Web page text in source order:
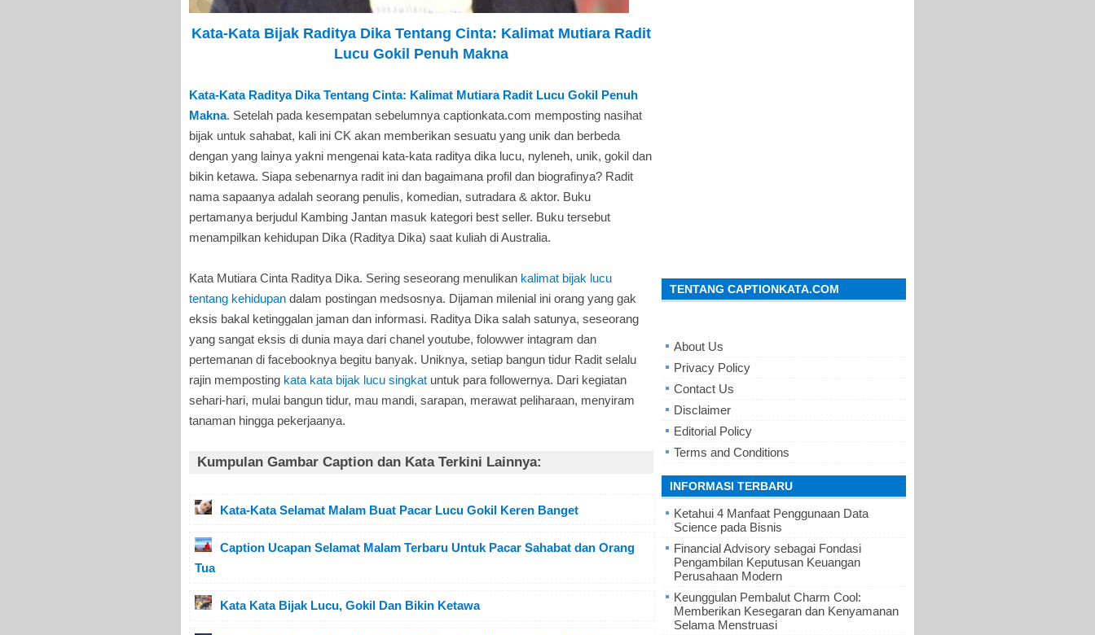
Kata-Kata Bijak Raditya Dika Tentang Cinta: Kalimat Mutiara Radit
Lucu Gokil Penuh Makna
Kata-Kata Raditya Dika Tentang Cinta: Kalimat Mutiara Radit Lucu Gokil Penuh
Makna. Setelah pada kesempatan sebelumnya captionkata.com memposting nasihat
bijak untuk sahabat, kali ini CK akan memberikan sesuatu yang unik dan berbeda
dengan yang lainya yakni mengenai kata-kata raditya dika lucu, nyleneh, unik, gokil dan
bikin ketawa. Siapa sebenarnya radit ini dan bagaimana profil dan biografinya? Radit
nama sapaanya adalah seorang penulis, komedian, sutradara & aktor. Buku
pertamanya berjudul Kambing Jantan masuk kategori best seller. Buku tersebut
menampilkan kehidupan Dika (Raditya Dika) saat kuliah di Australia.
Kata Mutiara Cinta Raditya Dika. Sering seseorang menulikan kalimat bijak lucu
tentang kehidupan dalam postingan medsosnya. Dijaman milenial ini orang yang gak
eksis bakal ketinggalan jaman dan informasi. Raditya Dika salah satunya, seseorang
yang sangat eksis di dunia maya dari chanel youtube, folowwer intagram dan
pertemanan di facebooknya begitu banyak. Uniknya, setiap bangun tidur Radit selalu
rajin memposting kata kata bijak lucu singkat untuk para followernya. Dari kegiatan
sehari-hari, mulai bangun tidur, mau mandi, sarapan, merawat peliharaan, menyiram
tanaman hingga pekerjaanya.
Kumpulan Gambar Caption dan Kata Terkini Lainnya:
Kata-Kata Selamat Malam Buat Pacar Lucu Gokil Keren Banget
Caption Ucapan Selamat Malam Terbaru Untuk Pacar Sahabat dan Orang
Tua
Kata Kata Bijak Lucu, Gokil Dan Bikin Ketawa
TENTANG CAPTIONKATA.COM
About Us
Privacy Policy
Contact Us
Disclaimer
Editorial Policy
Terms and Conditions
INFORMASI TERBARU
Ketahui 4 Manfaat Penggunaan Data
Science pada Bisnis
Financial Advisory sebagai Fondasi
Pengambilan Keputusan Keuangan
Perusahaan Modern
Keunggulan Pembalut Charm Cool:
Memberikan Kesegaran dan Kenyamanan
Selama Menstruasi